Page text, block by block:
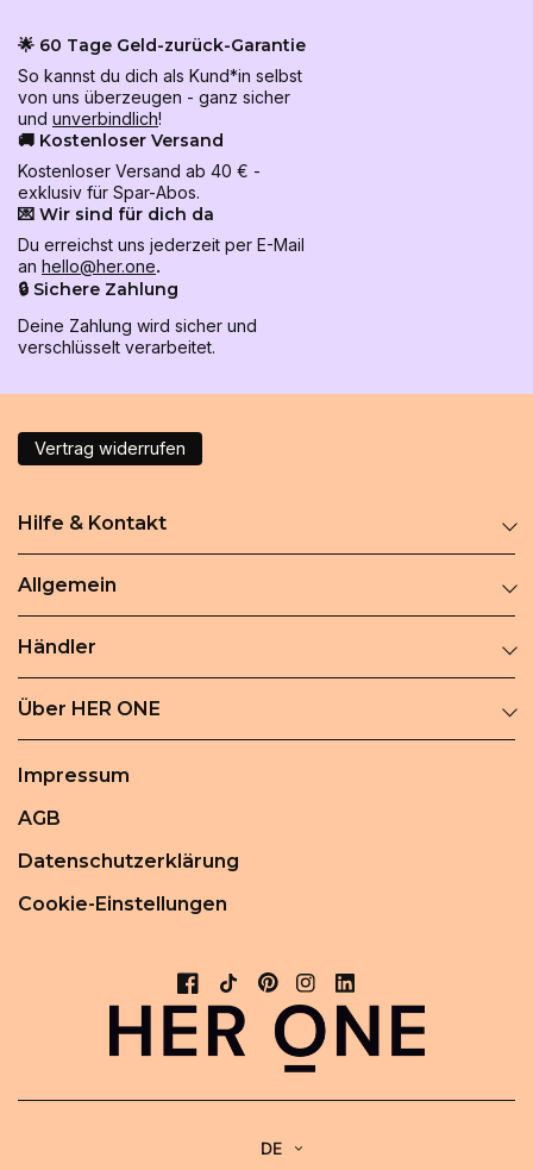
🌟 60 Tage Geld-zurück-Garantie
So kannst du dich als Kund*in selbst
von uns überzeugen - ganz sicher
und unverbindlich!
🚚 Kostenloser Versand
Kostenloser Versand ab 40 € -
exklusiv für Spar-Abos.
💌 Wir sind für dich da
Du erreichst uns jederzeit per E-Mail
an hello@her.one.
🔒 Sichere Zahlung
Deine Zahlung wird sicher und
verschlüsselt verarbeitet.
Vertrag widerrufen
Hilfe & Kontakt
Allgemein
Händler
Über HER ONE
Impressum
AGB
Datenschutzerklärung
Cookie-Einstellungen
DE